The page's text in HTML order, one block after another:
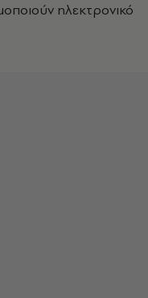
ηλεκτρονικό